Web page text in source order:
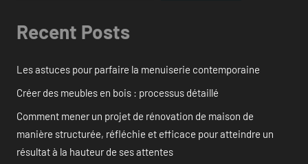
Recent Posts
Les astuces pour parfaire la menuiserie contemporaine
Créer des meubles en bois : processus détaillé
Comment mener un projet de rénovation de maison de
manière structurée, réfléchie et efficace pour atteindre un
résultat à la hauteur de ses attentes